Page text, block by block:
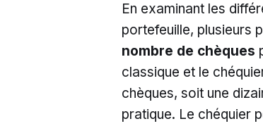
En examinant les
portefeuille, plusieurs
nombre de chèques
classique et le
chèques, soit une
pratique. Le chéquier